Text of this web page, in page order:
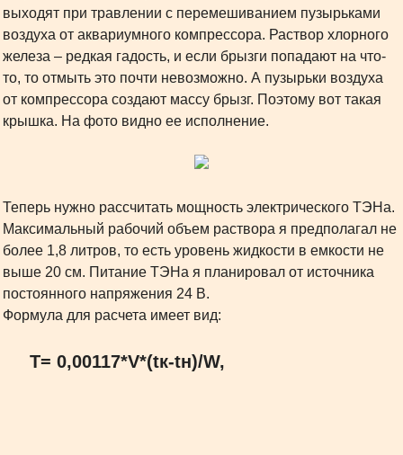
выходят при травлении с перемешиванием пузырьками
воздуха от аквариумного компрессора. Раствор хлорного
железа – редкая гадость, и если брызги попадают на что-
то, то отмыть это почти невозможно. А пузырьки воздуха
от компрессора создают массу брызг. Поэтому вот такая
крышка. На фото видно ее исполнение.
Теперь нужно рассчитать мощность электрического ТЭНа.
Максимальный рабочий объем раствора я предполагал не
более 1,8 литров, то есть уровень жидкости в емкости не
выше 20 см. Питание ТЭНа я планировал от источника
постоянного напряжения 24 В.
Формула для расчета имеет вид:
T= 0,00117*V*(tк-tн)/W,